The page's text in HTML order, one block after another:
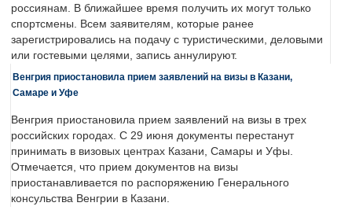
россиянам. В ближайшее время получить их могут только
спортсмены. Всем заявителям, которые ранее
зарегистрировались на подачу с туристическими, деловыми
или гостевыми целями, запись аннулируют.
Венгрия приостановила прием заявлений на визы в Казани,
Самаре и Уфе
Венгрия приостановила прием заявлений на визы в трех
российских городах. С 29 июня документы перестанут
принимать в визовых центрах Казани, Самары и Уфы.
Отмечается, что прием документов на визы
приостанавливается по распоряжению Генерального
консульства Венгрии в Казани.